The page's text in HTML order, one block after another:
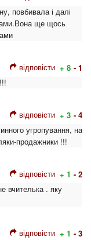
повбивала і далі
ще щось
відповісти + 8 - 1
відповісти + 3 - 4
угропування, на
продажники !!!
відповісти + 1 - 2
вчителька . яку
відповісти + 1 - 3